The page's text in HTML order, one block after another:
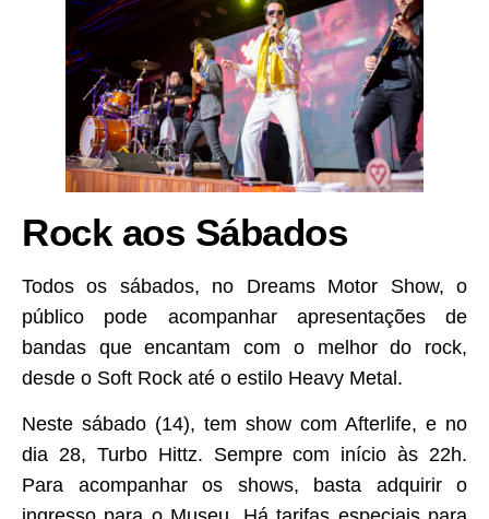
Rock aos Sábados
Todos os sábados, no Dreams Motor Show, o
público pode acompanhar apresentações de
bandas que encantam com o melhor do rock,
desde o Soft Rock até o estilo Heavy Metal.
Neste sábado (14), tem show com Afterlife, e no
dia 28, Turbo Hittz. Sempre com início às 22h.
Para acompanhar os shows, basta adquirir o